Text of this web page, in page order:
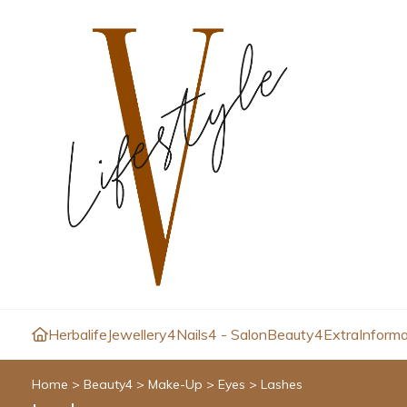
HerbalifeJewellery4Nails4 - SalonBeauty4Extra
Home > Beauty4 > Make-Up > Eyes > Lashes